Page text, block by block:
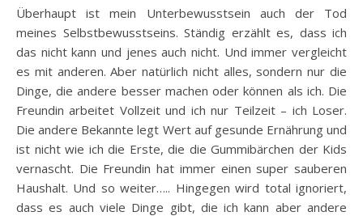
Überhaupt ist mein Unterbewusstsein auch der Tod
meines Selbstbewusstseins. Ständig erzählt es, dass ich
das nicht kann und jenes auch nicht. Und immer vergleicht
es mit anderen. Aber natürlich nicht alles, sondern nur die
Dinge, die andere besser machen oder können als ich. Die
Freundin arbeitet Vollzeit und ich nur Teilzeit – ich Loser.
Die andere Bekannte legt Wert auf gesunde Ernährung und
ist nicht wie ich die Erste, die die Gummibärchen der Kids
vernascht. Die Freundin hat immer einen super sauberen
Haushalt. Und so weiter….. Hingegen wird total ignoriert,
dass es auch viele Dinge gibt, die ich kann aber andere